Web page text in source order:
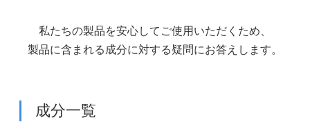
私たちの製品を安心してご使用いただくため、
製品に含まれる成分に対する疑問にお答えします。
成分一覧